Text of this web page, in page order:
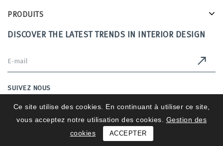
PRODUITS
DISCOVER THE LATEST TRENDS IN INTERIOR DESIGN
SUIVEZ NOUS
Ce site utilise des cookies. En continuant à utiliser ce site,
vous acceptez notre utilisation des cookies.
Gestion des
cookies
ACCEPTER
Intérieurs 2025 © All Rights Reserved